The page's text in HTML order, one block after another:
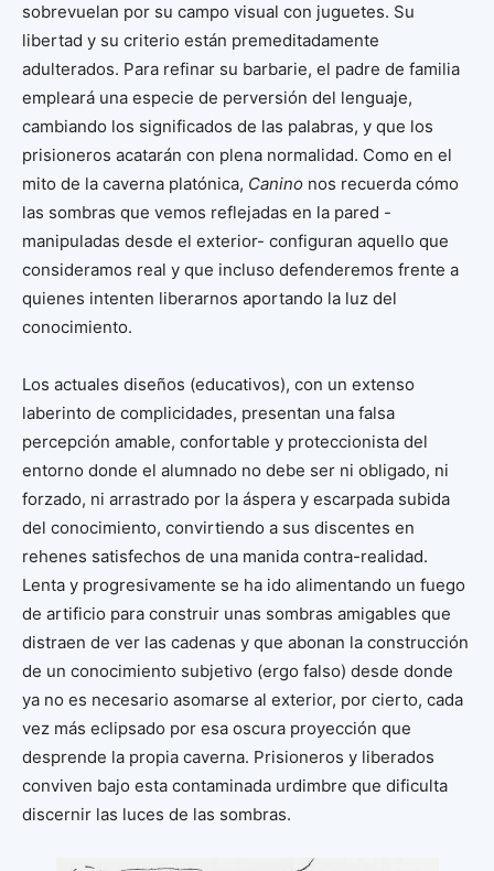
sobrevuelan por su campo visual con juguetes. Su
libertad y su criterio están premeditadamente
adulterados. Para refinar su barbarie, el padre de familia
empleará una especie de perversión del lenguaje,
cambiando los significados de las palabras, y que los
prisioneros acatarán con plena normalidad. Como en el
mito de la caverna platónica, Canino nos recuerda cómo
las sombras que vemos reflejadas en la pared -
manipuladas desde el exterior- configuran aquello que
consideramos real y que incluso defenderemos frente a
quienes intenten liberarnos aportando la luz del
conocimiento.
Los actuales diseños (educativos), con un extenso
laberinto de complicidades, presentan una falsa
percepción amable, confortable y proteccionista del
entorno donde el alumnado no debe ser ni obligado, ni
forzado, ni arrastrado por la áspera y escarpada subida
del conocimiento, convirtiendo a sus discentes en
rehenes satisfechos de una manida contra-realidad.
Lenta y progresivamente se ha ido alimentando un fuego
de artificio para construir unas sombras amigables que
distraen de ver las cadenas y que abonan la construcción
de un conocimiento subjetivo (ergo falso) desde donde
ya no es necesario asomarse al exterior, por cierto, cada
vez más eclipsado por esa oscura proyección que
desprende la propia caverna. Prisioneros y liberados
conviven bajo esta contaminada urdimbre que dificulta
discernir las luces de las sombras.